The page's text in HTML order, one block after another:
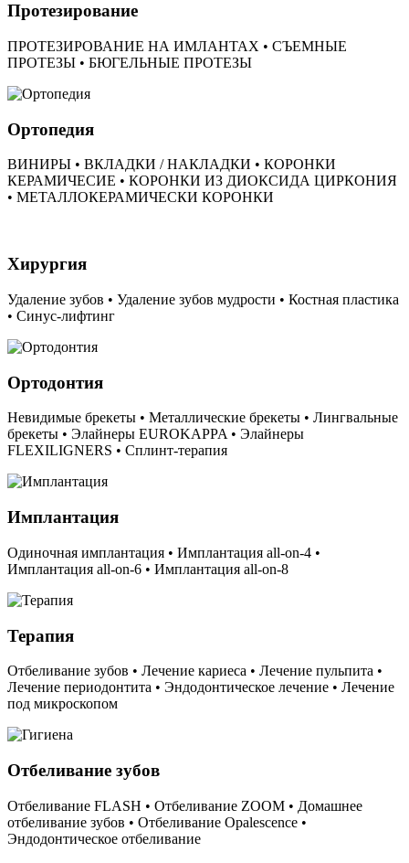
Протезирование
ПРОТЕЗИРОВАНИЕ НА ИМЛАНТАХ • СЪЕМНЫЕ
ПРОТЕЗЫ • БЮГЕЛЬНЫЕ ПРОТЕЗЫ
Ортопедия
ВИНИРЫ • ВКЛАДКИ / НАКЛАДКИ • КОРОНКИ
КЕРАМИЧЕСИЕ • КОРОНКИ ИЗ ДИОКСИДА ЦИРКОНИЯ
• МЕТАЛЛОКЕРАМИЧЕСКИ КОРОНКИ
Хирургия
Удаление зубов • Удаление зубов мудрости • Костная пластика
• Синус-лифтинг
Ортодонтия
Невидимые брекеты • Металлические брекеты • Лингвальные
брекеты • Элайнеры EUROKAPPA • Элайнеры
FLEXILIGNERS • Сплинт-терапия
Имплантация
Одиночная имплантация • Имплантация all-on-4 •
Имплантация all-on-6 • Имплантация all-on-8
Терапия
Отбеливание зубов • Лечение кариеса • Лечение пульпита •
Лечение периодонтита • Эндодонтическое лечение • Лечение
под микроскопом
Отбеливание зубов
Отбеливание FLASH • Отбеливание ZOOM • Домашнее
отбеливание зубов • Отбеливание Opalescence •
Эндодонтическое отбеливание